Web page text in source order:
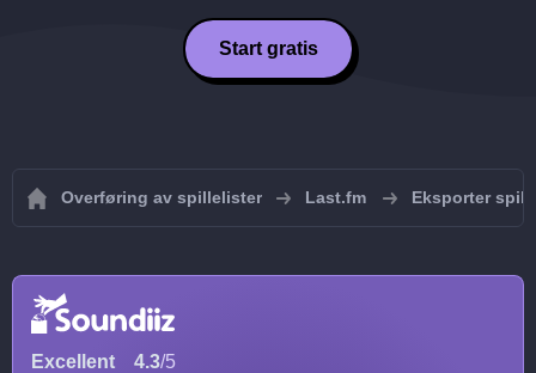
Start gratis
Overføring av spillelister Last.fm Eksporter
Excellent 4.3/5